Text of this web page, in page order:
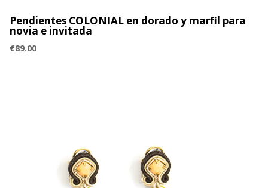
Pendientes COLONIAL en dorado y marfil para
novia e invitada
€89.00